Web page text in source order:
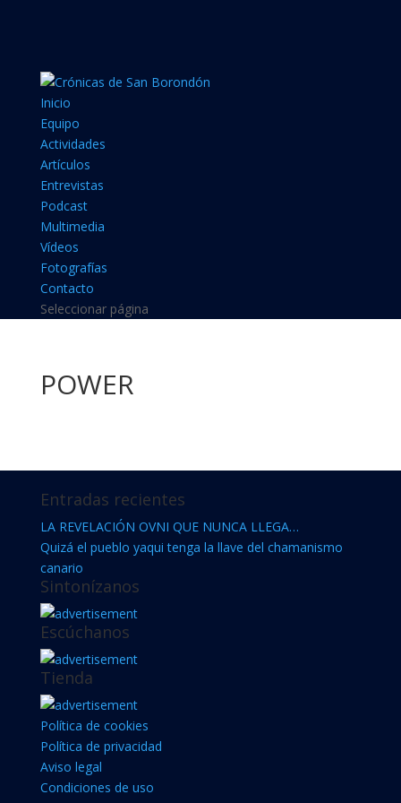
Inicio
Equipo
Actividades
Artículos
Entrevistas
Podcast
Multimedia
Vídeos
Fotografías
Contacto
Seleccionar página
POWER
Entradas recientes
LA REVELACIÓN OVNI QUE NUNCA LLEGA…
Quizá el pueblo yaqui tenga la llave del chamanismo
canario
Sintonízanos
Escúchanos
Tienda
Política de cookies
Política de privacidad
Aviso legal
Condiciones de uso